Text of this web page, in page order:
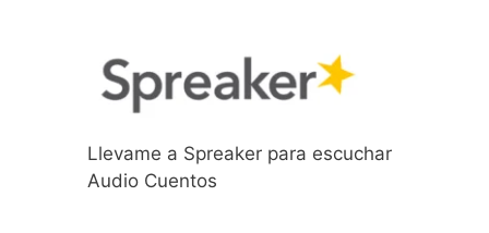
Llevame a Spreaker para escuchar
Audio Cuentos